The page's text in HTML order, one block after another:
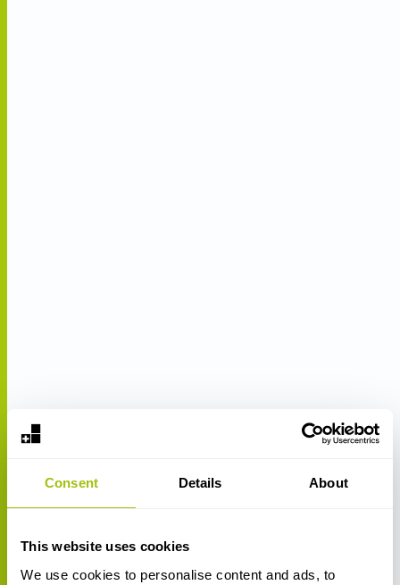
Consent Details About
This website uses cookies
We use cookies to personalise content and ads, to